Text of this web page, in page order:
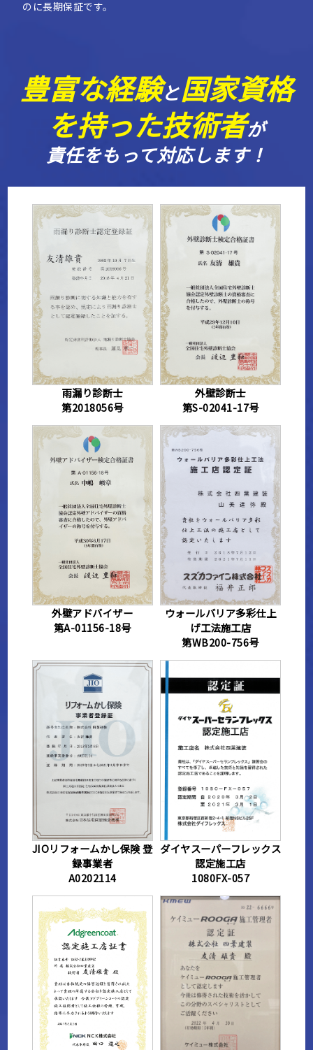
豊富な経験と
国家資格
を持った技術者が
責任をもって対応します！
雨漏り診断士
第2018056号
外壁診断士
第S-02041-17号
外壁アドバイザー
第A-01156-18号
ウォールバリア多彩仕上
げ工法施工店
第WB200-756号
JIOリフォームかし保険 登
録事業者
A0202114
ダイヤスーパーフレックス
認定施工店
1080FX-057